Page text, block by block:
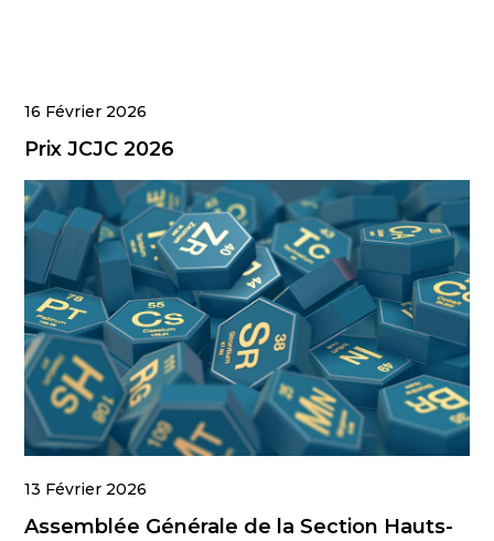
16 Février 2026
Prix JCJC 2026
13 Février 2026
Assemblée Générale de la Section Hauts-